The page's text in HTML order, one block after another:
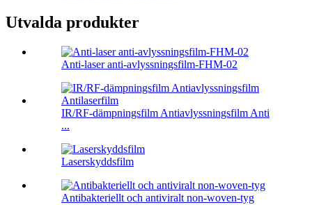
Utvalda produkter
Anti-laser anti-avlyssningsfilm-FHM-02
IR/RF-dämpningsfilm Antiavlyssningsfilm Anti
...
Laserskyddsfilm
Antibakteriellt och antiviralt non-woven-tyg